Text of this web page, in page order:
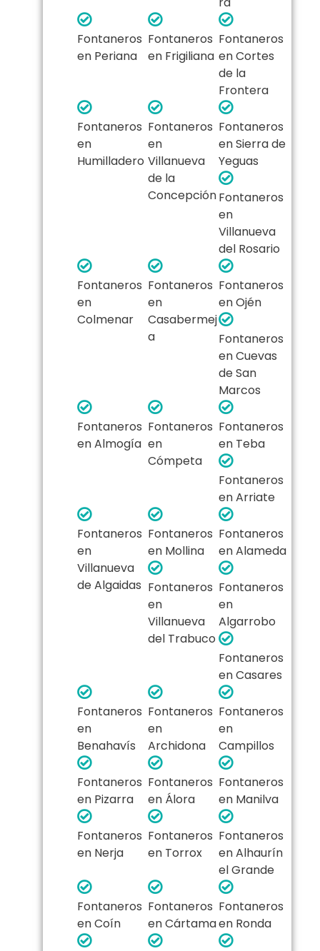
Fontaneros
en Periana
Fontaneros
en Frigiliana
Fontaneros
en Cortes
de la
Frontera
Fontaneros
en
Humilladero
Fontaneros
en
Villanueva
de la
Concepción
Fontaneros
en Sierra de
Yeguas
Fontaneros
en
Villanueva
del Rosario
Fontaneros
en
Colmenar
Fontaneros
en
Casabermej
a
Fontaneros
en Ojén
Fontaneros
en Cuevas
de San
Marcos
Fontaneros
en Almogía
Fontaneros
en
Cómpeta
Fontaneros
en Teba
Fontaneros
en Arriate
Fontaneros
en
Villanueva
de Algaidas
Fontaneros
en Mollina
Fontaneros
en Alameda
Fontaneros
en
Villanueva
del Trabuco
Fontaneros
en
Algarrobo
Fontaneros
en Casares
Fontaneros
en
Benahavís
Fontaneros
en
Archidona
Fontaneros
en
Campillos
Fontaneros
en Pizarra
Fontaneros
en Álora
Fontaneros
en Manilva
Fontaneros
en Nerja
Fontaneros
en Torrox
Fontaneros
en Alhaurín
el Grande
Fontaneros
en Coín
Fontaneros
en Cártama
Fontaneros
en Ronda